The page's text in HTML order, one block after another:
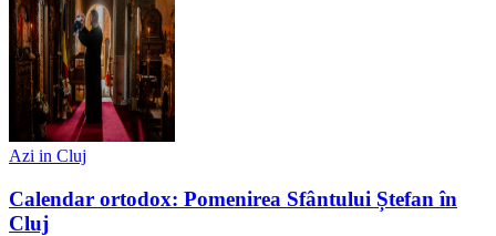
Azi in Cluj
Calendar ortodox: Pomenirea Sfântului Ștefan în
Cluj